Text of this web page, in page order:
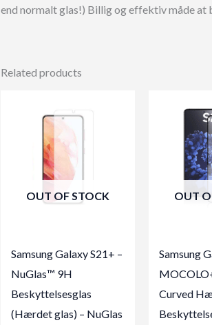
end normalt glas!) Billig og effektiv måde at
Related products
OUT OF STOCK
Samsung Galaxy S21+ –
NuGlas™ 9H
Beskyttelsesglas
(Hærdet glas) – NuGlas
OUT
Samsung
Curved